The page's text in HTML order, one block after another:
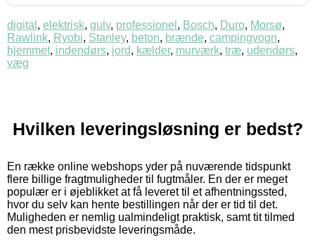
digital , elektrisk, gulv, professionel , Bosch, Duro, Morsø,
Rawlink, Ryobi, Stanley, beton, brænde, campingvogn,
hjemmet, indendørs, jord, kælder, murværk, træ, udendørs,
væg
Hvilken leveringsløsning er bedst?
En række online webshops yder på nuværende tidspunkt
flere billige fragtmuligheder til fugtmåler. En der er meget
populær er i øjeblikket at få leveret til et afhentningssted,
hvor du selv kan hente bestillingen når der er tid til det.
Muligheden er nemlig ualmindeligt praktisk, samt tit tilmed
den mest prisbevidste leveringsmåde.